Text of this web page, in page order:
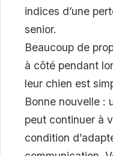
indices d’une
senior.
Beaucoup de
à côté pendant
leur chien est
Bonne nouvelle :
peut continuer à
condition